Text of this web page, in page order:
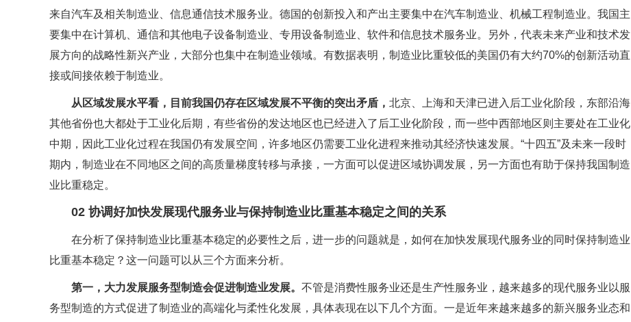
来自汽车及相关制造业、信息通信技术服务业。德国的创新投入和产出主要集中在汽车制造业、机械工程制造业。我国主
要集中在计算机、通信和其他电子设备制造业、专用设备制造业、软件和信息技术服务业。另外，代表未来产业和技术发
展方向的战略性新兴产业，大部分也集中在制造业领域。有数据表明，制造业比重较低的美国仍有大约70%的创新活动直
接或间接依赖于制造业。
从区域发展水平看，目前我国仍存在区域发展不平衡的突出矛盾， 北京、上海和天津已进入后工业化阶段，东部沿海
其他省份也大都处于工业化后期，有些省份的发达地区也已经进入了后工业化阶段，而一些中西部地区则主要处在工业化
中期，因此工业化过程在我国仍有发展空间，许多地区仍需要工业化进程来推动其经济快速发展。“十四五”及未来一段时
期内，制造业在不同地区之间的高质量梯度转移与承接，一方面可以促进区域协调发展，另一方面也有助于保持我国制造
业比重稳定。
02 协调好加快发展现代服务业与保持制造业比重基本稳定之间的关系
在分析了保持制造业比重基本稳定的必要性之后，进一步的问题就是，如何在加快发展现代服务业的同时保持制造业
比重基本稳定？这一问题可以从三个方面来分析。
第一，大力发展服务型制造会促进制造业发展。 不管是消费性服务业还是生产性服务业，越来越多的现代服务业以服
务型制造的方式促进了制造业的高端化与柔性化发展，具体表现在以下几个方面。一是近年来越来越多的新兴服务业态和